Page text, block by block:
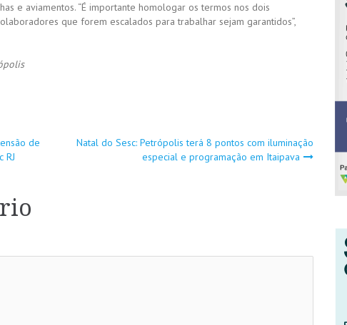
e aviamentos. “É importante homologar os termos nos dois
que forem escalados para trabalhar sejam garantidos”,
de
RJ
Natal do Sesc: Petrópolis terá 8 pontos com iluminação
especial e programação em Itaipava